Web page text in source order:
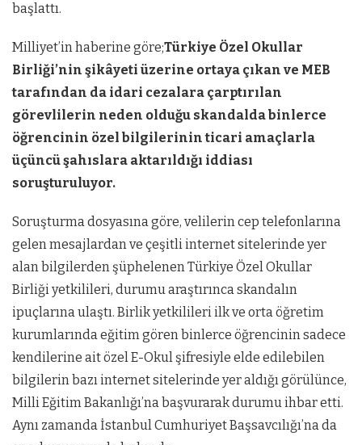
başlattı.
Milliyet’in haberine göre;Türkiye Özel Okullar
Birliği’nin şikâyeti üzerine ortaya çıkan ve MEB
tarafından da idari cezalara çarptırılan
görevlilerin neden olduğu skandalda binlerce
öğrencinin özel bilgilerinin ticari amaçlarla
üçüncü şahıslara aktarıldığı iddiası
soruşturuluyor.
Soruşturma dosyasına göre, velilerin cep telefonlarına
gelen mesajlardan ve çeşitli internet sitelerinde yer
alan bilgilerden şüphelenen Türkiye Özel Okullar
Birliği yetkilileri, durumu araştırınca skandalın
ipuçlarına ulaştı. Birlik yetkilileri ilk ve orta öğretim
kurumlarında eğitim gören binlerce öğrencinin sadece
kendilerine ait özel E-Okul şifresiyle elde edilebilen
bilgilerin bazı internet sitelerinde yer aldığı görülünce,
Milli Eğitim Bakanlığı’na başvurarak durumu ihbar etti.
Aynı zamanda İstanbul Cumhuriyet Başsavcılığı’na da